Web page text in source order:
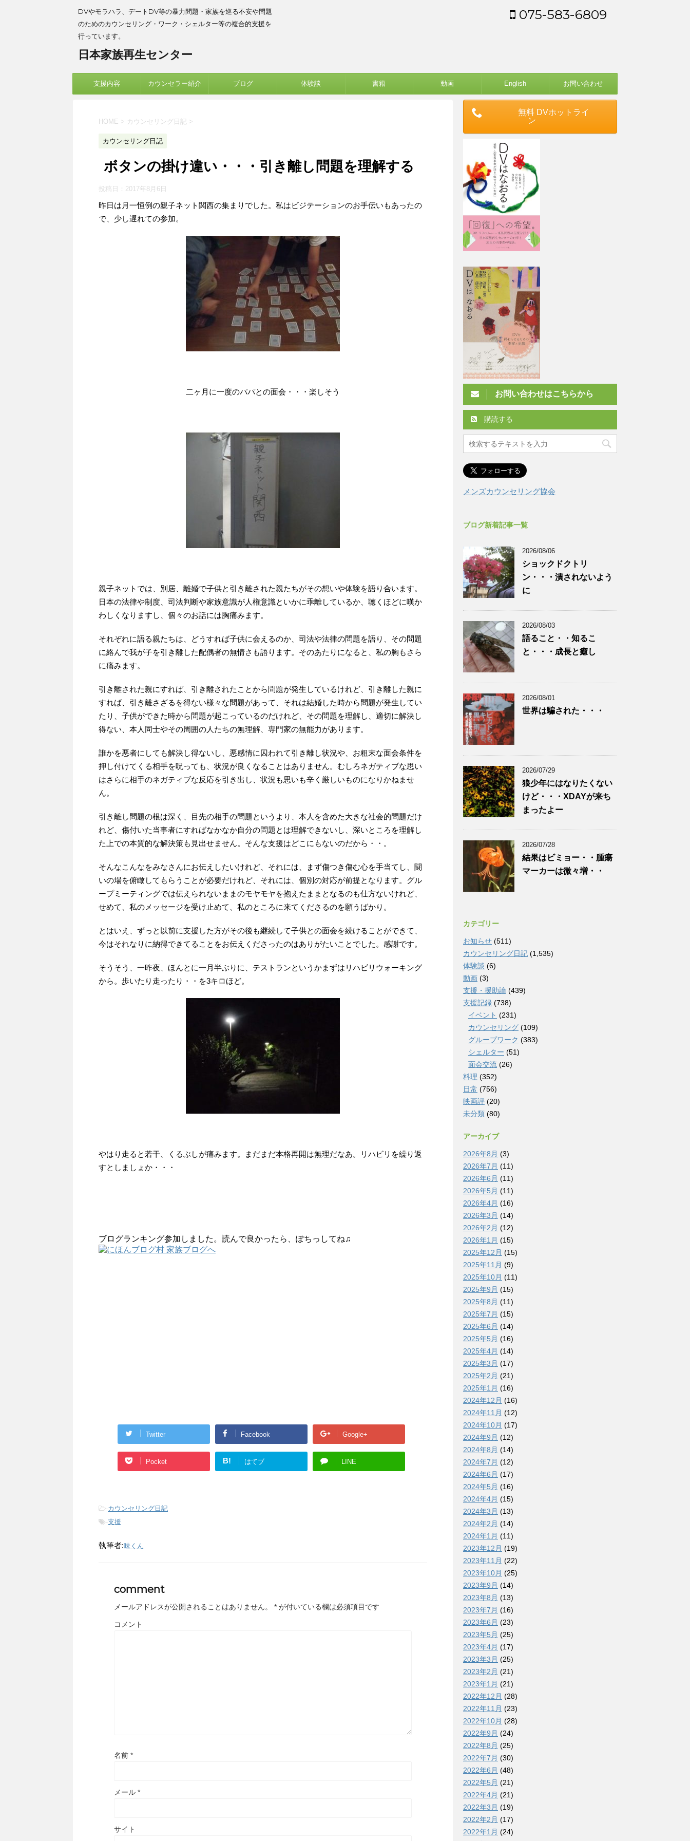
DVやモラハラ、デートDV等の暴力問題・家族を巡る不安や問題
のためのカウンセリング・ワーク・シェルター等の複合的支援を
行っています。
日本家族再生センター
075-583-6809
支援内容 カウンセラー紹介 ブログ 体験談 書籍 動画 English お問い合わせ
HOME > カウンセリング日記 >
カウンセリング日記
ボタンの掛け違い・・・引き離し問題を理解する
投稿日： 2017年8月6日
昨日は月一恒例の親子ネット関西の集まりでした。私はビジテーションのお手伝いもあったの
で、少し遅れての参加。
二ヶ月に一度のパパとの面会・・・楽しそう
親子ネットでは、別居、離婚で子供と引き離された親たちがその想いや体験を語り合います。
日本の法律や制度、司法判断や家族意識が人権意識といかに乖離しているか、聴くほどに嘆か
わしくなりますし、個々のお話には胸痛みます。
それぞれに語る親たちは、どうすれば子供に会えるのか、司法や法律の問題を語り、その問題
に絡んで我が子を引き離した配偶者の無情さも語ります。そのあたりになると、私の胸もさら
に痛みます。
引き離された親にすれば、引き離されたことから問題が発生しているけれど、引き離した親に
すれば、引き離さざるを得ない様々な問題があって、それは結婚した時から問題が発生してい
たり、子供ができた時から問題が起こっているのだけれど、その問題を理解し、適切に解決し
得ない、本人同士やその周囲の人たちの無理解、専門家の無能力があります。
誰かを悪者にしても解決し得ないし、悪感情に囚われて引き離し状況や、お粗末な面会条件を
押し付けてくる相手を呪っても、状況が良くなることはありません。むしろネガティブな思い
はさらに相手のネガティブな反応を引き出し、状況も思いも辛く厳しいものになりかねませ
ん。
引き離し問題の根は深く、目先の相手の問題というより、本人を含めた大きな社会的問題だけ
れど、傷付いた当事者にすればなかなか自分の問題とは理解できないし、深いところを理解し
た上での本質的な解決策も見出せません。そんな支援はどこにもないのだから・・。
そんなこんなをみなさんにお伝えしたいけれど、それには、まず傷つき傷む心を手当てし、闘
いの場を俯瞰してもらうことが必要だけれど、それには、個別の対応が前提となります。グル
ープミーティングでは伝えられないままのモヤモヤを抱えたままとなるのも仕方ないけれど、
せめて、私のメッセージを受け止めて、私のところに来てくださるのを願うばかり。
とはいえ、ずっと以前に支援した方がその後も継続して子供との面会を続けることができて、
今はそれなりに納得できてることをお伝えくださったのはありがたいことでした。感謝です。
そうそう、一昨夜、ほんとに一月半ぶりに、テストランというかまずはリハビリウォーキング
から。歩いたり走ったり・・を3キロほど。
やはり走ると若干、くるぶしが痛みます。まだまだ本格再開は無理だなあ。リハビリを繰り返
すとしましょか・・・
ブログランキング参加しました。読んで良かったら、ぽちっしてね♫
Twitter Facebook Google+
Pocket B! はてブ LINE
-カウンセリング日記
-支援
執筆者:味くん
comment
メールアドレスが公開されることはありません。 * が付いている欄は必須項目です
コメント
名前 *
メール *
サイト
無料 DVホットライ
ン
お問い合わせはこちらから
購読する
メンズカウンセリング協会
ブログ新着記事一覧
2026/08/06
ショックドクトリ
ン・・・潰されないよう
に
2026/08/03
語ること・・知るこ
と・・・成長と癒し
2026/08/01
世界は騙された・・・
2026/07/29
狼少年にはなりたくない
けど・・・XDAYが来ち
まったよー
2026/07/28
結果はビミョー・・腫瘍
マーカーは微々増・・
カテゴリー
お知らせ (511)
カウンセリング日記 (1,535)
体験談 (6)
動画 (3)
支援・援助論 (439)
支援記録 (738)
イベント (231)
カウンセリング (109)
グループワーク (383)
シェルター (51)
面会交流 (26)
料理 (352)
日常 (756)
映画評 (20)
未分類 (80)
アーカイブ
2026年8月 (3)
2026年7月 (11)
2026年6月 (11)
2026年5月 (11)
2026年4月 (16)
2026年3月 (14)
2026年2月 (12)
2026年1月 (15)
2025年12月 (15)
2025年11月 (9)
2025年10月 (11)
2025年9月 (15)
2025年8月 (11)
2025年7月 (15)
2025年6月 (14)
2025年5月 (16)
2025年4月 (14)
2025年3月 (17)
2025年2月 (21)
2025年1月 (16)
2024年12月 (16)
2024年11月 (12)
2024年10月 (17)
2024年9月 (12)
2024年8月 (14)
2024年7月 (12)
2024年6月 (17)
2024年5月 (16)
2024年4月 (15)
2024年3月 (13)
2024年2月 (14)
2024年1月 (11)
2023年12月 (19)
2023年11月 (22)
2023年10月 (25)
2023年9月 (14)
2023年8月 (13)
2023年7月 (16)
2023年6月 (23)
2023年5月 (25)
2023年4月 (17)
2023年3月 (25)
2023年2月 (21)
2023年1月 (21)
2022年12月 (28)
2022年11月 (23)
2022年10月 (28)
2022年9月 (24)
2022年8月 (25)
2022年7月 (30)
2022年6月 (48)
2022年5月 (21)
2022年4月 (21)
2022年3月 (19)
2022年2月 (17)
2022年1月 (24)